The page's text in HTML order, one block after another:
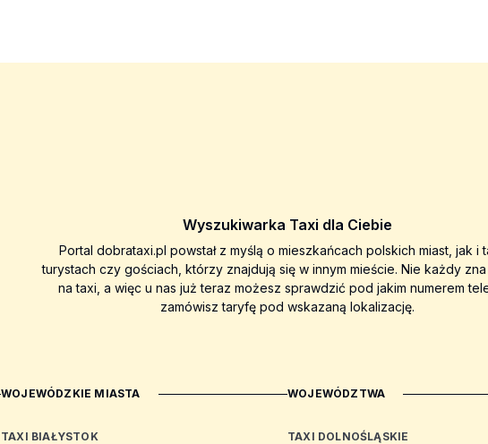
Wyszukiwarka Taxi dla Ciebie
Portal dobrataxi.pl powstał z myślą o mieszkańcach polskich miast, jak i
turystach czy gościach, którzy znajdują się w innym mieście. Nie każdy
na taxi, a więc u nas już teraz możesz sprawdzić pod jakim numerem
zamówisz taryfę pod wskazaną lokalizację.
WOJEWÓDZKIE MIASTA
TAXI BIAŁYSTOK
WOJEWÓDZTWA
TAXI DOLNOŚLĄSKIE